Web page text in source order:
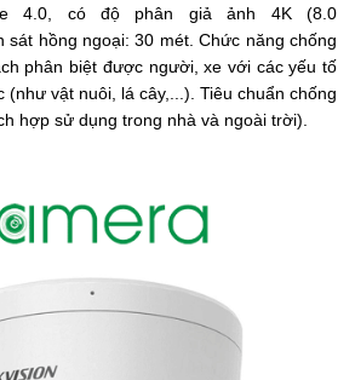
4.0, có độ phân giả ảnh 4K (8.0
sát hồng ngoại: 30 mét.Chức năng chống
phân biệt được người, xe với các yếu tố
(như vật nuôi, lá cây,...). Tiêu chuẩn chống
hợp sử dụng trong nhà và ngoài trời).